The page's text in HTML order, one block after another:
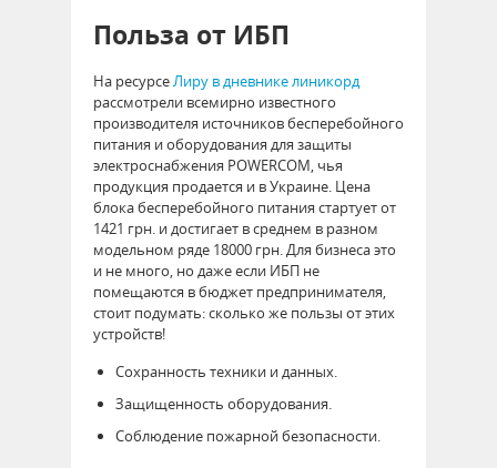
Польза от ИБП
На ресурсеЛиру в дневнике линикорд
рассмотрели всемирно известного
производителя источников бесперебойного
питания и оборудования для защиты
электроснабжения POWERCOM, чья
продукция продается и в Украине. Цена
блока бесперебойного питания стартует от
1421 грн. и достигает в среднем в разном
модельном ряде 18000 грн. Для бизнеса это
и не много, но даже если ИБП не
помещаются в бюджет предпринимателя,
стоит подумать: сколько же пользы от этих
устройств!
Сохранность техники и данных.
Защищенность оборудования.
Соблюдение пожарной безопасности.